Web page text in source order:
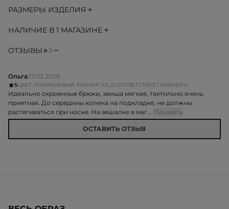
РАЗМЕРЫ ИЗДЕЛИЯ
НАЛИЧИЕ В 1 МАГАЗИНЕ
ОТЗЫВЫ 5
Ольга27.02.2026
5ЦВЕТ: КОРИЧНЕВЫЙ, РАЗМЕР: XS, (СООТВЕТСТВУЕТ РАЗМЕРУ)
Идеально скроенные брюки, замша мягкая, тактильно очень
приятная. До середины колена на подкладке, не должны
растягиваться при носке. На вешалке в маг... Показать
ОСТАВИТЬ ОТЗЫВ